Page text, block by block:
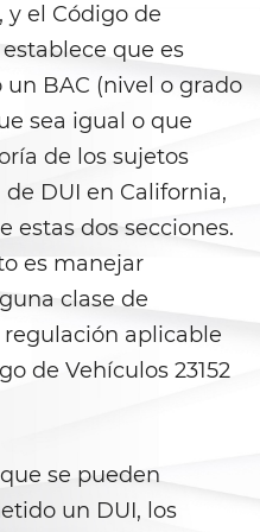
Cáusticos
un Agente del
un Funcionario
a la Condena
Rechazando una
de antecedentes
y el Código de
establece que es
BAC (nivel o grado
sea igual o que
de los sujetos
DUI en California,
estas dos secciones.
es manejar
clase de
aplicable
de Vehículos 23152
se pueden
un DUI, los